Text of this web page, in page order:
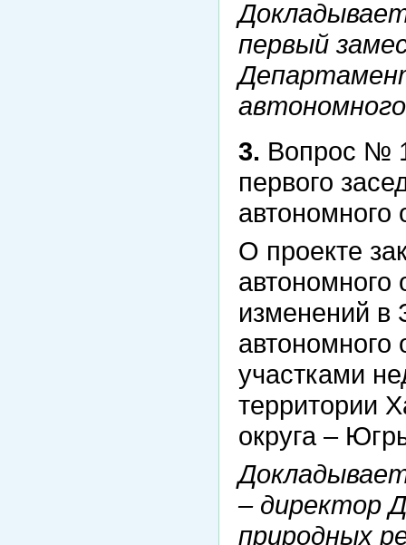
первый
3. Вопрос №
первого
автономного
О проекте
изменений в
участками
территории
округа –
– директор
природных